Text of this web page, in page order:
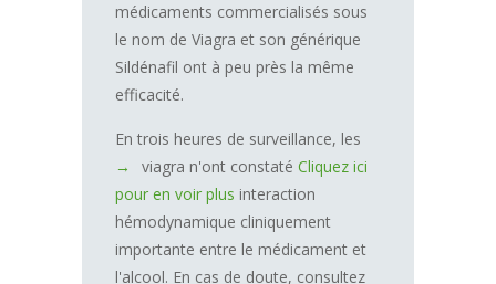
médicaments commercialisés sous
le nom de Viagra et son générique
Sildénafil ont à peu près la même
efficacité.
En trois heures de surveillance, les
viagra n'ont constaté Cliquez ici
pour en voir plus interaction
hémodynamique cliniquement
importante entre le médicament et
l'alcool. En cas de doute, consultez